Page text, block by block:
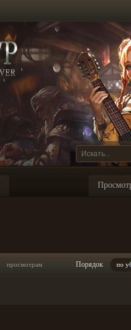
просмотрам Порядок по